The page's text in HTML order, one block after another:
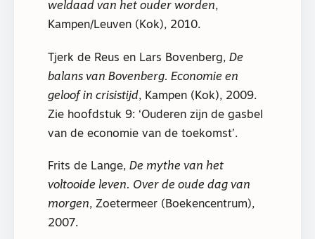
weldaad van het ouder worden,
Kampen/Leuven (Kok), 2010.
Tjerk de Reus en Lars Bovenberg, De
balans van Bovenberg. Economie en
geloof in crisistijd, Kampen (Kok), 2009.
Zie hoofdstuk 9: ‘Ouderen zijn de gasbel
van de economie van de toekomst’.
Frits de Lange, De mythe van het
voltooide leven. Over de oude dag van
morgen, Zoetermeer (Boekencentrum),
2007.